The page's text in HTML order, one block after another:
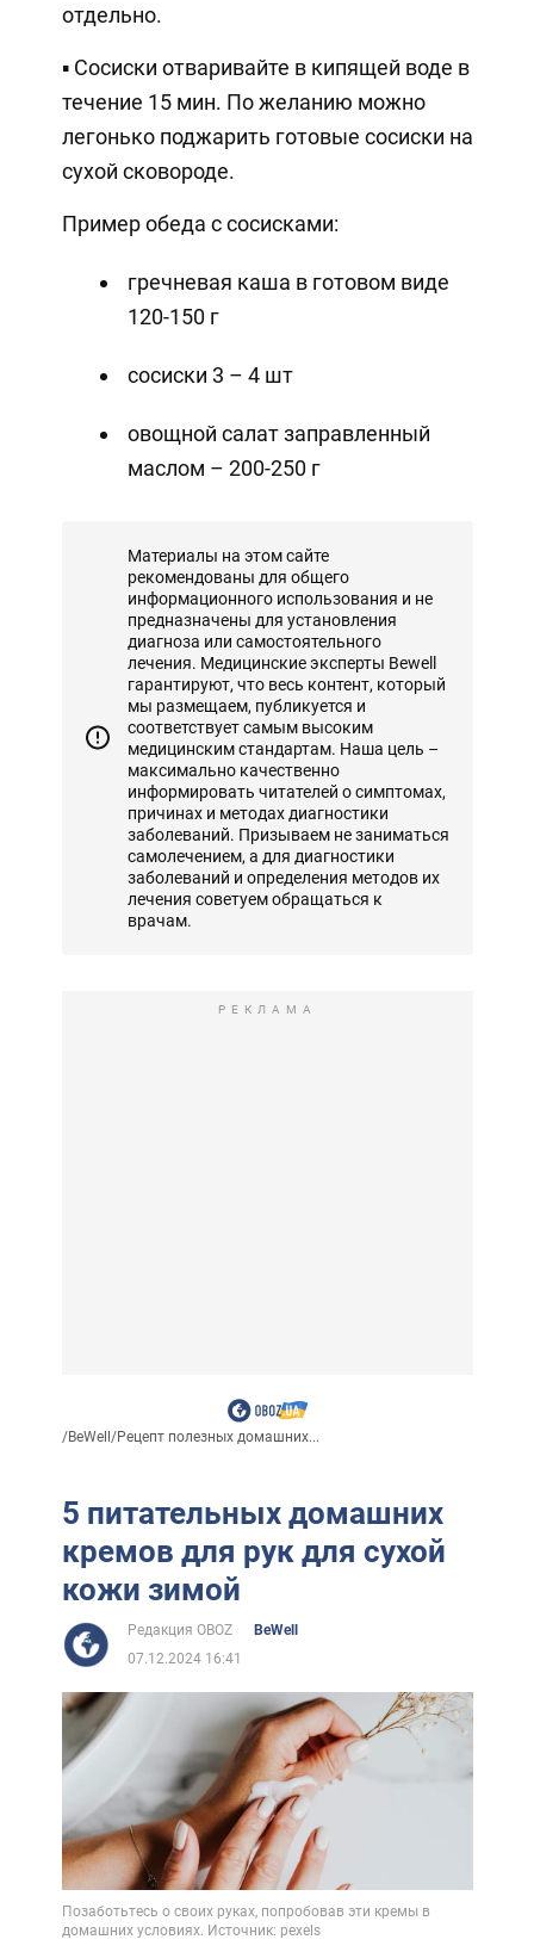
отдельно.
▪ Сосиски отваривайте в кипящей воде в
течение 15 мин. По желанию можно
легонько поджарить готовые сосиски на
сухой сковороде.
Пример обеда с сосисками:
гречневая каша в готовом виде
120-150 г
сосиски 3 – 4 шт
овощной салат заправленный
маслом – 200-250 г
Материалы на этом сайте
рекомендованы для общего
информационного использования и не
предназначены для установления
диагноза или самостоятельного
лечения. Медицинские эксперты Bewell
гарантируют, что весь контент, который
мы размещаем, публикуется и
соответствует самым высоким
медицинским стандартам. Наша цель –
максимально качественно
информировать читателей о симптомах,
причинах и методах диагностики
заболеваний. Призываем не заниматься
самолечением, а для диагностики
заболеваний и определения методов их
лечения советуем обращаться к
врачам.
РЕКЛАМА
/BeWell/Рецепт полезных домашних...
5 питательных домашних
кремов для рук для сухой
кожи зимой
Редакция OBOZ
BeWell
07.12.2024 16:41
Позаботьтесь о своих руках, попробовав эти кремы в
домашних условиях. Источник: pexels